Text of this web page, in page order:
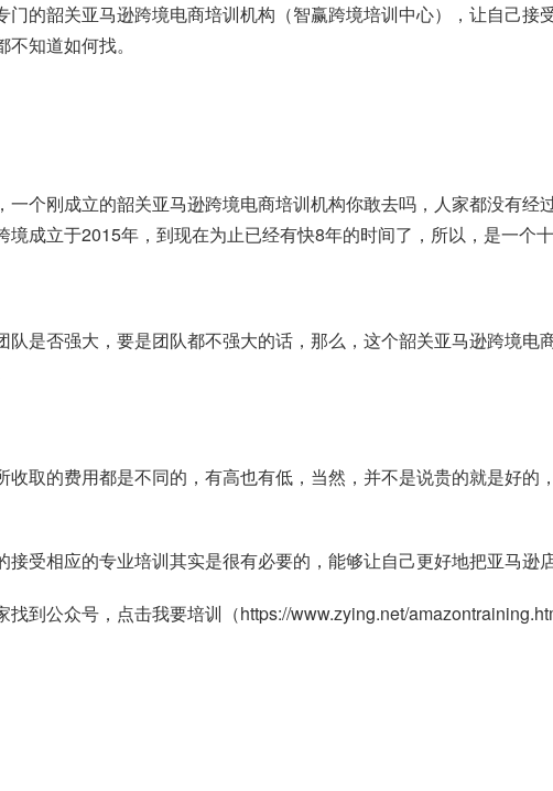
的韶关亚马逊跨境电商培训机构（智赢跨境培训中心），让自己接
知道如何找。
个刚成立的韶关亚马逊跨境电商培训机构你敢去吗，人家都没有经
成立于2015年，到现在为止已经有快8年的时间了，所以，是一个十
是否强大，要是团队都不强大的话，那么，这个韶关亚马逊跨境电
取的费用都是不同的，有高也有低，当然，并不是说贵的就是好的
受相应的专业培训其实是很有必要的，能够让自己更好地把亚马逊
到公众号，点击我要培训（https://www.zying.net/